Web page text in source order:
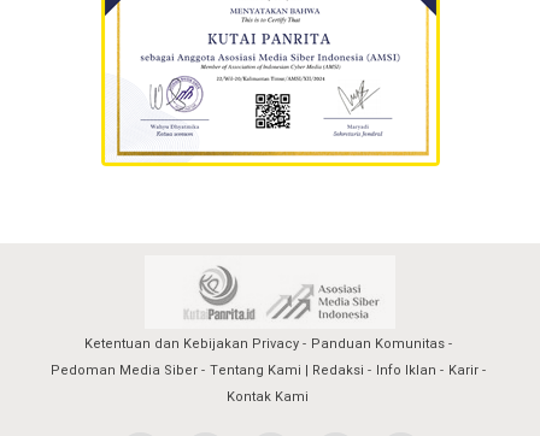
Ketentuan dan Kebijakan Privacy
Panduan Komunitas
Pedoman Media Siber
Tentang Kami | Redaksi Info Iklan
Karir
Kontak Kami